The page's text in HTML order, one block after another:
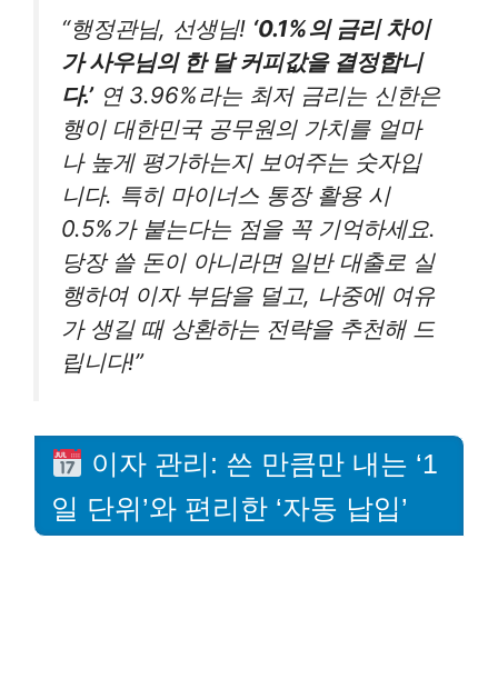
“행정관님, 선생님! ‘0.1%의 금리 차이
가 사우님의 한 달 커피값을 결정합니
다.’연 3.96%라는 최저 금리는 신한은
행이 대한민국 공무원의 가치를 얼마
나 높게 평가하는지 보여주는 숫자입
니다. 특히 마이너스 통장 활용 시
0.5%가 붙는다는 점을 꼭 기억하세요.
당장 쓸 돈이 아니라면 일반 대출로 실
행하여 이자 부담을 덜고, 나중에 여유
가 생길 때 상환하는 전략을 추천해 드
립니다!”
이자 관리: 쓴 만큼만 내는 ‘1
일 단위’와 편리한 ‘자동 납입’